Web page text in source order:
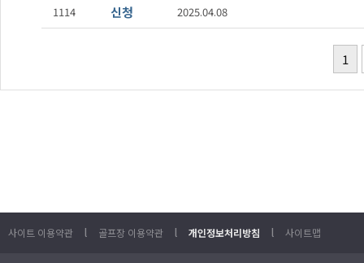
1114 신청 2025.04.08
1
사이트 이용약관 l 골프장 이용약관 l 개인정보처리방침 l 사이트맵